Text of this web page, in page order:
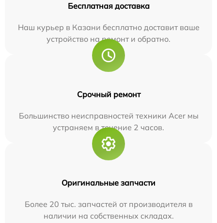
Бесплатная доставка
Наш курьер в Казани бесплатно доставит ваше
устройство на ремонт и обратно.
Срочный ремонт
Большинство неисправностей техники Acer мы
устраняем в течение 2 часов.
Оригинальные запчасти
Более 20 тыс. запчастей от производителя в
наличии на собственных складах.